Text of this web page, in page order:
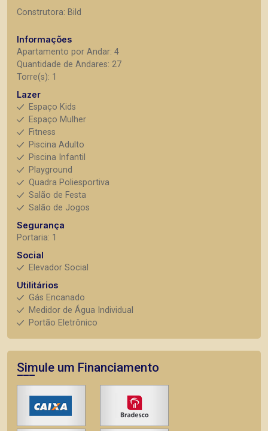
Construtora: Bild
Informações
Apartamento por Andar: 4
Quantidade de Andares: 27
Torre(s): 1
Lazer
Espaço Kids
Espaço Mulher
Fitness
Piscina Adulto
Piscina Infantil
Playground
Quadra Poliesportiva
Salão de Festa
Salão de Jogos
Segurança
Portaria: 1
Social
Elevador Social
Utilitários
Gás Encanado
Medidor de Água Individual
Portão Eletrônico
Simule um Financiamento